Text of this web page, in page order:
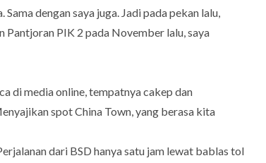
dengan saya juga. Jadi pada pekan lalu,
Pantjoran PIK 2 pada November lalu, saya
di media online, tempatnya cakep dan
spot China Town, yang berasa kita
dari BSD hanya satu jam lewat bablas tol